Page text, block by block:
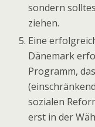
sondern
ziehen.
Eine
Dänemark
Programm,
sozialen
erst in der